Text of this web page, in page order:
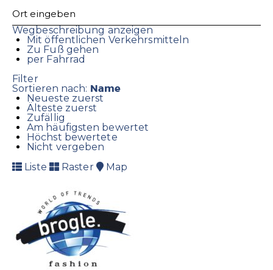
Wegbeschreibung anzeigen
Mit öffentlichen Verkehrsmitteln
Zu Fuß gehen
per Fahrrad
Filter
Sortieren nach: Name
Neueste zuerst
Älteste zuerst
Zufällig
Am häufigsten bewertet
Höchst bewertete
Nicht vergeben
Liste
Raster Map